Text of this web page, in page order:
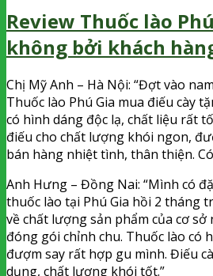
Review Thuốc lào
không bởi khách
Chị Mỹ Anh – Hà Nội: “Đợt vào
Thuốc lào Phú Gia mua điếu cày
có hình dáng độc lạ, chất liệu rất
điếu cho chất lượng khói ngon,
bán hàng nhiệt tình, thân thiện.
Anh Hưng – Đồng Nai: “Mình có
thuốc lào tại Phú Gia hồi 2 tháng
về chất lượng sản phẩm của cơ sở
đóng gói chỉnh chu. Thuốc lào có
đượm say rất hợp gu mình. Điếu
dụng, chất lượng khói tốt.”